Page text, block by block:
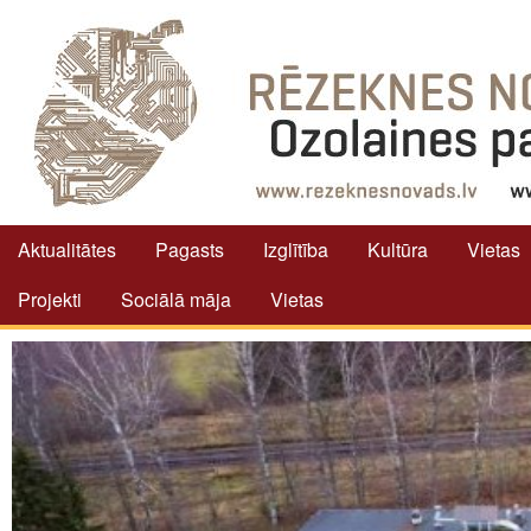
Aktualitātes Pagasts Izglītība Kultūra
Vietas
Projekti
Sociālā māja Vietas